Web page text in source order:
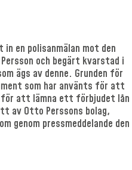
in en polisanmälan mot den
och begärt kvarstad i
ägs av denne. Grunden för
som har använts för att
för att lämna ett förbjudet lån
av Otto Perssons bolag,
genom pressmeddelande den